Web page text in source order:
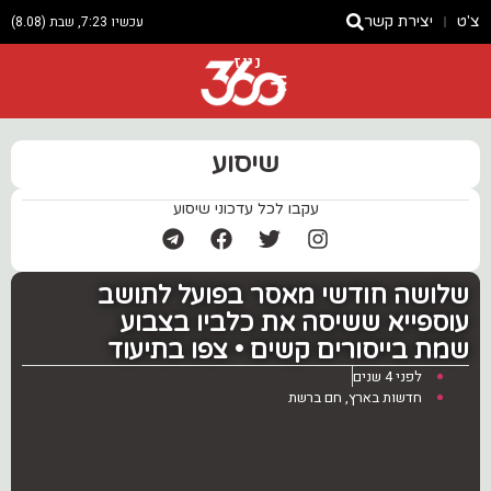
צ'ט יצירת קשר עכשיו 7:23, שבת (8.08)
ניוז
שיסוע
עקבו לכל עדכוני שיסוע
שלושה חודשי מאסר בפועל לתושב
עוספייא ששיסה את כלביו בצבוע
שמת בייסורים קשים • צפו בתיעוד
לפני 4 שנים
חדשות בארץ, חם ברשת